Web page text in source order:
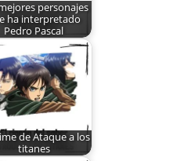
personajes
ha interpretado
Pedro Pascal
de Ataque a los
titanes